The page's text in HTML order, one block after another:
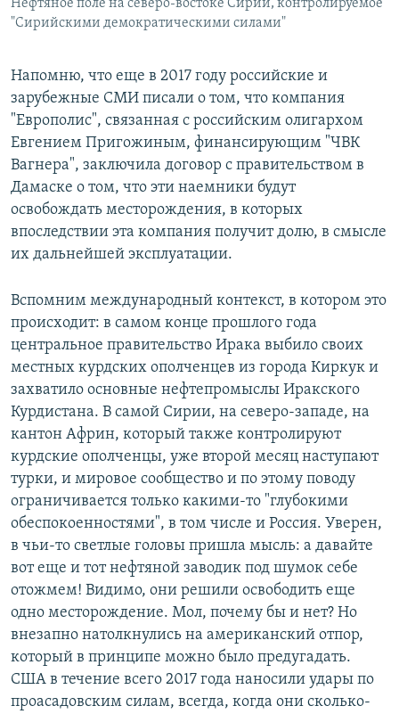
Нефтяное поле на северо-востоке Сирии, контролируемое
"Сирийскими демократическими силами"
Напомню, что еще в 2017 году российские и
зарубежные СМИ писали о том, что компания
"Европолис", связанная с российским олигархом
Евгением Пригожиным, финансирующим "ЧВК
Вагнера", заключила договор с правительством в
Дамаске о том, что эти наемники будут
освобождать месторождения, в которых
впоследствии эта компания получит долю, в смысле
их дальнейшей эксплуатации.
Вспомним международный контекст, в котором это
происходит: в самом конце прошлого года
центральное правительство Ирака выбило своих
местных курдских ополченцев из города Киркук и
захватило основные нефтепромыслы Иракского
Курдистана. В самой Сирии, на северо-западе, на
кантон Африн, который также контролируют
курдские ополченцы, уже второй месяц наступают
турки, и мировое сообщество и по этому поводу
ограничивается только какими-то "глубокими
обеспокоенностями", в том числе и Россия. Уверен,
в чьи-то светлые головы пришла мысль: а давайте
вот еще и тот нефтяной заводик под шумок себе
отожмем! Видимо, они решили освободить еще
одно месторождение. Мол, почему бы и нет? Но
внезапно натолкнулись на американский отпор,
который в принципе можно было предугадать.
США в течение всего 2017 года наносили удары по
проасадовским силам, всегда, когда они сколько-